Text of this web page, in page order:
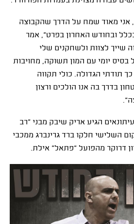
אני מאוד שמח על הדרך שהקבוצה
ובחודש האחרון בפרט", אמר
שייך לצוות ולשחקנים שלי
יומי עם המון תשוקה, מחויבות
תודתי הגדולה. כולי תקווה
בדרך בה אנו הולכים ורצון
הגיע אריק שיבק מבני "רב
השלישי חלקו ברד גרינברג ממכבי
דרוקר מהפועל "פתאל" אילת.